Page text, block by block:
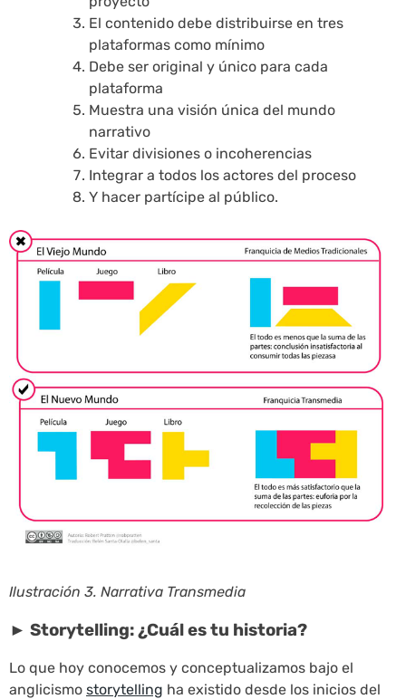
El contenido debe distribuirse en tres
plataformas como mínimo
Debe ser original y único para cada
plataforma
Muestra una visión única del mundo
narrativo
Evitar divisiones o incoherencias
Integrar a todos los actores del proceso
Y hacer partícipe al público.
Ilustración 3. Narrativa Transmedia
► Storytelling: ¿Cuál es tu historia?
Lo que hoy conocemos y conceptualizamos bajo el
anglicismo storytelling ha existido desde los inicios del